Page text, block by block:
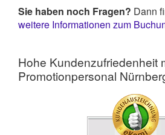
Sie haben noch Fragen? Dann
weitere Informationen zum
Hohe Kundenzufriedenheit
Promotionpersonal